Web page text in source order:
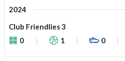
2024
Club Friendlies 3
0
1 0